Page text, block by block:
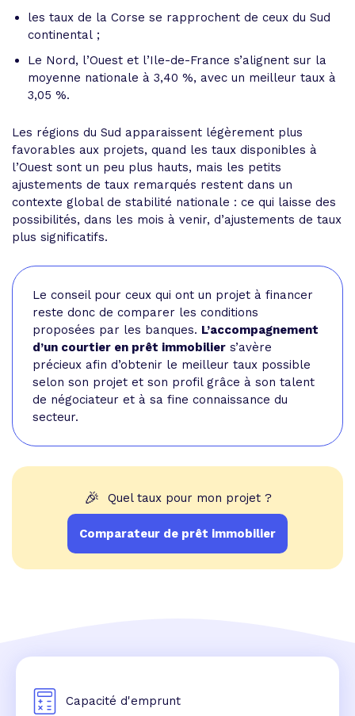
les taux de la Corse se rapprochent de ceux du Sud
continental ;
Le Nord, l’Ouest et l’Ile-de-France s’alignent sur la
moyenne nationale à 3,40 %, avec un meilleur taux à
3,05 %.
Les régions du Sud apparaissent légèrement plus
favorables aux projets, quand les taux disponibles à
l’Ouest sont un peu plus hauts, mais les petits
ajustements de taux remarqués restent dans un
contexte global de stabilité nationale : ce qui laisse des
possibilités, dans les mois à venir, d’ajustements de taux
plus significatifs.
Le conseil pour ceux qui ont un projet à financer
reste donc de comparer les conditions
proposées par les banques. L’accompagnement
d’un courtier en prêt immobilier s’avère
précieux afin d’obtenir le meilleur taux possible
selon son projet et son profil grâce à son talent
de négociateur et à sa fine connaissance du
secteur.
🎉 Quel taux pour mon projet ?
Comparateur de prêt immobilier
Capacité d'emprunt